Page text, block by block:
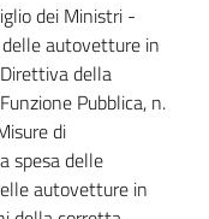
dei Ministri -
autovetture in
della
Pubblica, n.
di
spesa delle
autovetture in